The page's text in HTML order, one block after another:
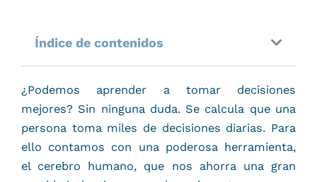
Índice de contenidos
¿Podemos aprender a tomar decisiones
mejores? Sin ninguna duda. Se calcula que una
persona toma miles de decisiones diarias. Para
ello contamos con una poderosa herramienta,
el cerebro humano, que nos ahorra una gran